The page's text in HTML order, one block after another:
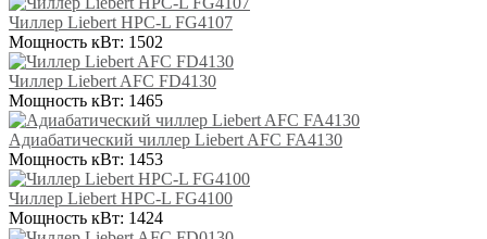
Чиллер Liebert HPC-L FG4107
Мощность кВт: 1502
Чиллер Liebert AFC FD4130
Мощность кВт: 1465
Адиабатический чиллер Liebert AFC FA4130
Мощность кВт: 1453
Чиллер Liebert HPC-L FG4100
Мощность кВт: 1424